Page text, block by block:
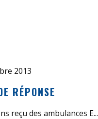
2013
RÉPONSE
reçu des ambulances